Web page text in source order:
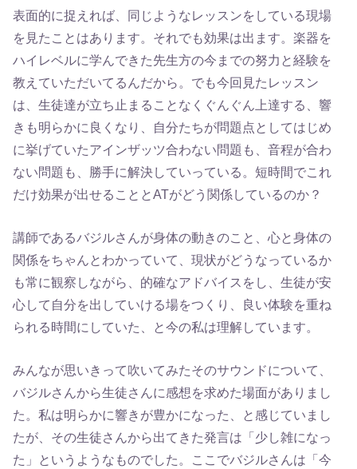
表面的に捉えれば、同じようなレッスンをしている現場
を見たことはあります。それでも効果は出ます。楽器を
ハイレベルに学んできた先生方の今までの努力と経験を
教えていただいてるんだから。でも今回見たレッスン
は、生徒達が立ち止まることなくぐんぐん上達する、響
きも明らかに良くなり、自分たちが問題点としてはじめ
に挙げていたアインザッツ合わない問題も、音程が合わ
ない問題も、勝手に解決していっている。短時間でこれ
だけ効果が出せることとATがどう関係しているのか？
講師であるバジルさんが身体の動きのこと、心と身体の
関係をちゃんとわかっていて、現状がどうなっているか
も常に観察しながら、的確なアドバイスをし、生徒が安
心して自分を出していける場をつくり、良い体験を重ね
られる時間にしていた、と今の私は理解しています。
みんなが思いきって吹いてみたそのサウンドについて、
バジルさんから生徒さんに感想を求めた場面がありまし
た。私は明らかに響きが豊かになった、と感じていまし
たが、その生徒さんから出てきた発言は「少し雑になっ
た」というようなものでした。ここでバジルさんは「今